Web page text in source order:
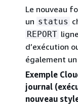
Le nouveau
un status
REPORT
d’exécution
également
Exemple
journal
nouveau